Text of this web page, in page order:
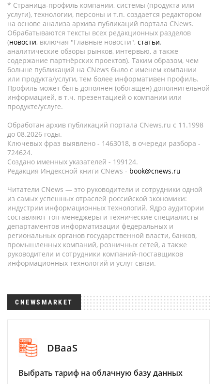
* Страница-профиль компании, системы (продукта или
услуги), технологии, персоны и т.п. создается редактором
на основе анализа архива публикаций портала CNews.
Обрабатываются тексты всех редакционных разделов
(новости, включая "Главные новости", статьи,
аналитические обзоры рынков, интервью, а также
содержание партнёрских проектов). Таким образом, чем
больше публикаций на CNews было с именем компании
или продукта/услуги, тем более информативен профиль.
Профиль может быть дополнен (обогащен) дополнительной
информацией, в т.ч. презентацией о компании или
продукте/услуге.
Обработан архив публикаций портала CNews.ru c 11.1998
до 08.2026 годы.
Ключевых фраз выявлено - 1463018, в очереди разбора -
724624.
Создано именных указателей - 199124.
Редакция Индексной книги CNews - book@cnews.ru
Читатели CNews — это руководители и сотрудники одной
из самых успешных отраслей российской экономики:
индустрии информационных технологий. Ядро аудитории
составляют топ-менеджеры и технические специалисты
департаментов информатизации федеральных и
региональных органов государственной власти, банков,
промышленных компаний, розничных сетей, а также
руководители и сотрудники компаний-поставщиков
информационных технологий и услуг связи.
CNEWSMARKET
DBaaS
Выбрать тариф на облачную базу данных